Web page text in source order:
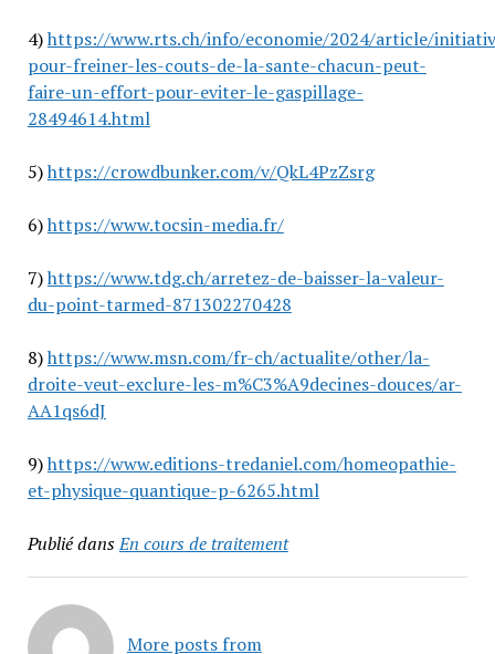
4)https://www.rts.ch/info/economie/2024/article/
pour-freiner-les-couts-de-la-sante-chacun-peut-
faire-un-effort-pour-eviter-le-gaspillage-
28494614.html
5)https://crowdbunker.com/v/QkL4PzZsrg
6)https://www.tocsin-media.fr/
7)https://www.tdg.ch/arretez-de-baisser-la-valeur-
du-point-tarmed-871302270428
8)https://www.msn.com/fr-ch/actualite/other/la-
droite-veut-exclure-les-m%C3%A9decines-douces/ar-
AA1qs6dJ
9)https://www.editions-tredaniel.com/homeopathie-
et-physique-quantique-p-6265.html
Publié dansEn cours de traitement
More posts from